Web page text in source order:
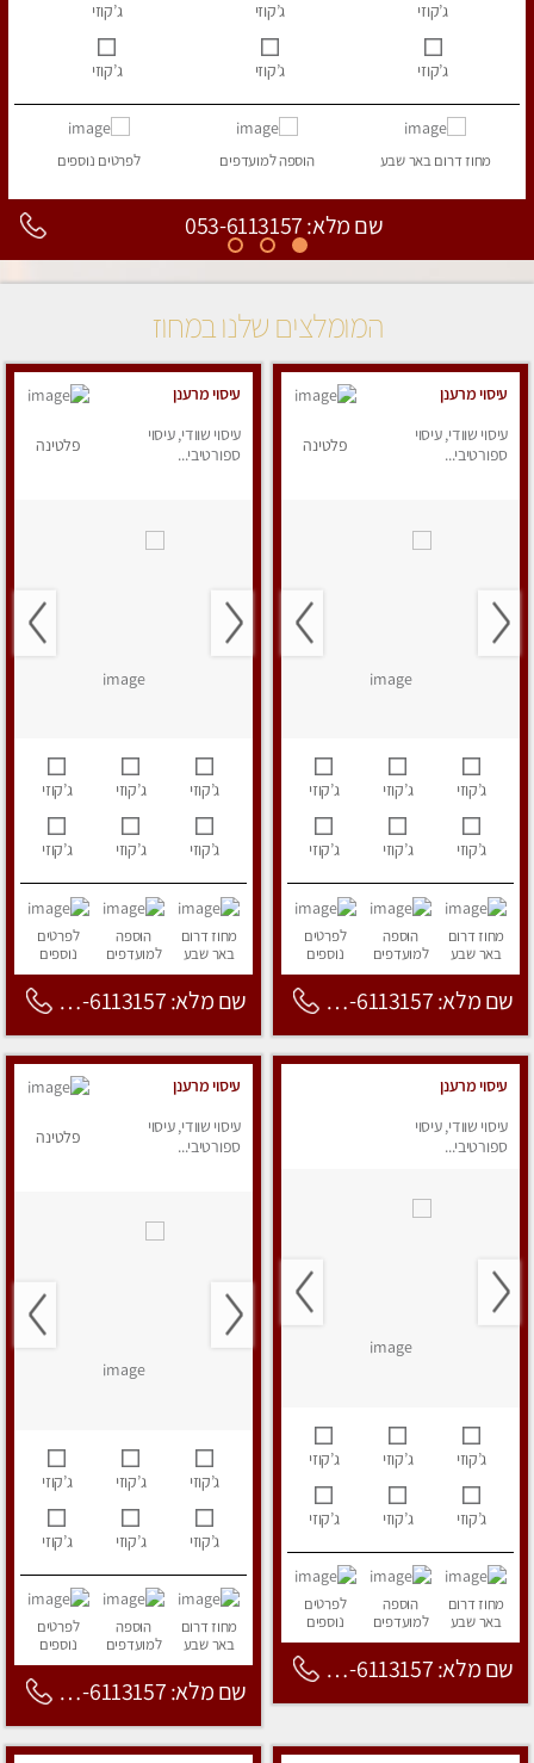
ג’קוזי ג’קוזי ג’קוזי
ג’קוזי ג’קוזי ג’קוזי
מחוז דרוםבאר שבע הוספהלמועדפים לפרטים נוספים
שם מלא: 053-6113157
המומלצים שלנו במחוז
עיסוי מרענן
עיסוי שוודי, עיסוי
ספורטיבי...
פלטינה
ג’קוזי ג’קוזי ג’קוזי
ג’קוזי ג’קוזי ג’קוזי
מחוז דרום
באר שבע
הוספה
למועדפים
לפרטים
נוספים
שם מלא: 053-6113157
עיסוי מרענן
עיסוי שוודי, עיסוי
ספורטיבי...
פלטינה
ג’קוזי ג’קוזי ג’קוזי
ג’קוזי ג’קוזי ג’קוזי
מחוז דרום
באר שבע
הוספה
למועדפים
לפרטים
נוספים
שם מלא: 053-6113157
עיסוי מרענן
עיסוי שוודי, עיסוי
ספורטיבי...
ג’קוזי ג’קוזי ג’קוזי
ג’קוזי ג’קוזי ג’קוזי
מחוז דרום
באר שבע
הוספה
למועדפים
לפרטים
נוספים
שם מלא: 053-6113157
עיסוי מרענן
עיסוי שוודי, עיסוי
ספורטיבי...
פלטינה
ג’קוזי ג’קוזי ג’קוזי
ג’קוזי ג’קוזי ג’קוזי
מחוז דרום
באר שבע
הוספה
למועדפים
לפרטים
נוספים
שם מלא: 053-6113157